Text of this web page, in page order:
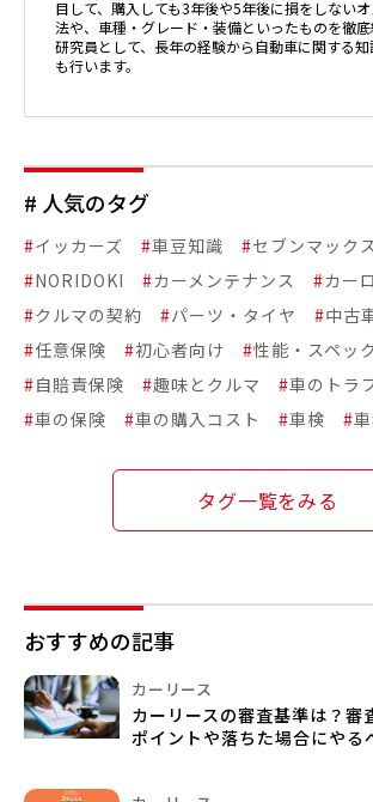
目して、購入しても3年後や5年後に損をしない
法や、車種・グレード・装備といったものを徹
研究員として、長年の経験から自動車に関する
も行います。
# 人気のタグ
#イッカーズ #車豆知識 #セブンマックス
#NORIDOKI #カーメンテナンス #カー
#クルマの契約 #パーツ・タイヤ #中古
#任意保険 #初心者向け #性能・スペック
#自賠責保険 #趣味とクルマ #車のトラ
#車の保険 #車の購入コスト #車検 #
タグ一覧をみる
おすすめの記事
カーリース
カーリースの審査基準は？審
ポイントや落ちた場合にやる